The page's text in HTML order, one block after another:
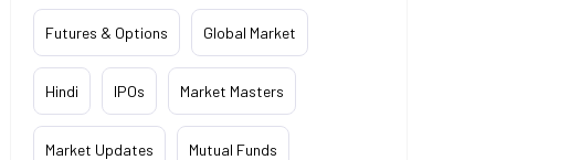
Futures & Options Global Market
Hindi IPOs Market Masters
Market Updates Mutual Funds